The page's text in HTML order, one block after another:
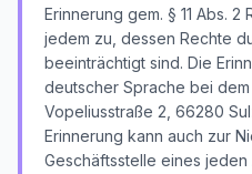
Erinnerung gem. § 11 Abs.
jedem zu, dessen Rechte
beeinträchtigt sind. Die
deutscher Sprache bei
Vopeliusstraße 2, 66280
Erinnerung kann auch zur
Geschäftsstelle eines